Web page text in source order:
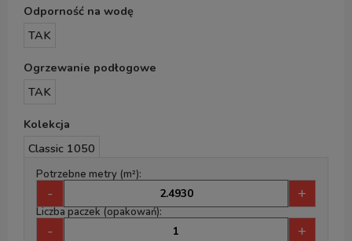
Odporność na wodę
TAK
Ogrzewanie podłogowe
TAK
Kolekcja
Classic 1050
Potrzebne metry (m²):
- +
Liczba paczek (opakowań):
- +